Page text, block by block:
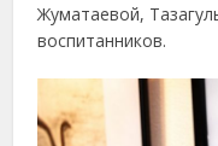
Жуматаевой,
воспитанников.